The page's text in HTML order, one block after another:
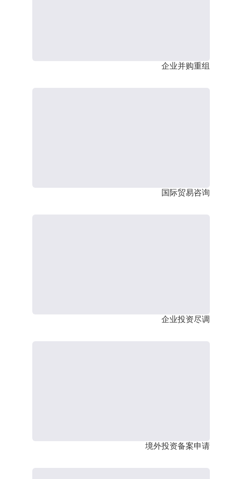
企业并购重组
国际贸易咨询
企业投资尽调
境外投资备案申请